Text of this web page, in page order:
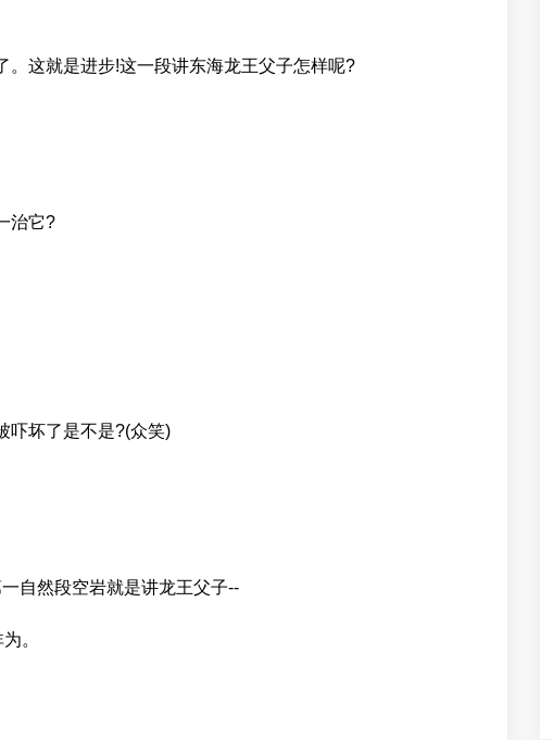
。这就是进步!这一段讲东海龙王父子怎样呢?
治它?
吓坏了是不是?(众笑)
自然段空岩就是讲龙王父子--
。